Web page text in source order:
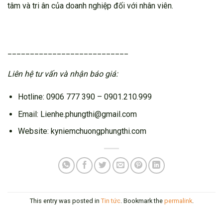
tâm và tri ân của doanh nghiệp đối với nhân viên.
Liên hệ tư vấn và nhận báo giá:
Hotline: 0906 777 390 – 0901.210.999
Email: Lienhe.phungthi@gmail.com
Website: kyniemchuongphungthi.com
This entry was posted in Tin tức. Bookmark the permalink.